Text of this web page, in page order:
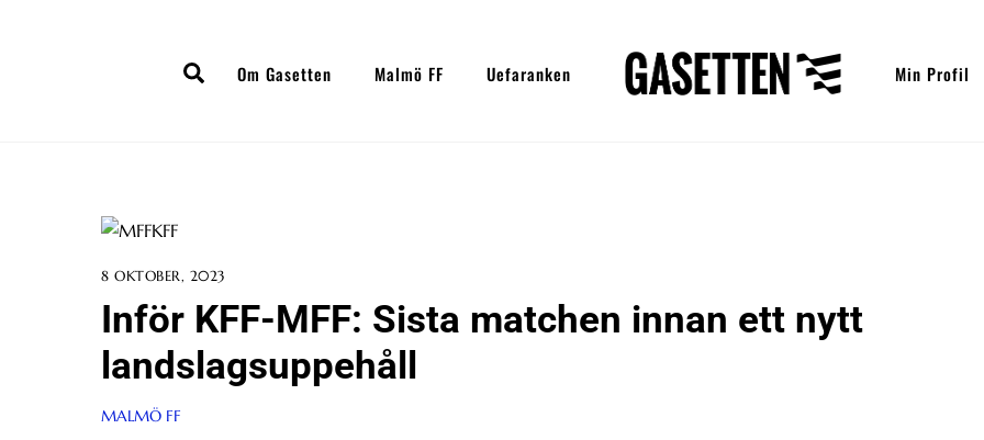
SearchOm Gasetten Malmö FF Uefaranken Min Profil
8 OKTOBER, 2023
Inför KFF-MFF: Sista matchen innan ett nytt
landslagsuppehåll
MALMÖ FF